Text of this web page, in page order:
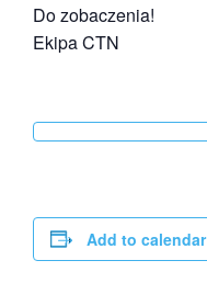
Do zobaczenia!
Ekipa CTN
Add to calendar